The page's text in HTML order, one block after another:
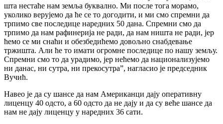
шта нестаће нам земља буквално. Ми после тога морамо,
уколико верујемо да ће се то догодити, и ми смо спремни да
трпимо све последице наредних 50 дана. Спремни смо да
трпимо да нам рафинерија не ради, да нам ништа не ради, јер
ћемо се ми снаћи и обезбедићемо довољно снабдевање
тржишта. Али ће то имати огромне последице по нашу земљу.
Спремни смо то да урадимо, јер нећемо да национализујемо
ни данас, ни сутра, ни прекосутра”, нагласио је председник
Вучић.
Навео је да су шансе да нам Американци дају оперативну
лиценцу 40 одсто, а 60 одсто да не дају и да су веће шансе да
нам не дају лиценцу у наредних 36 сати.